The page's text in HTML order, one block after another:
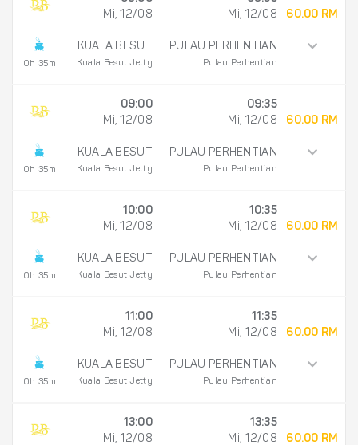
0h 35m
Mi, 12/08
KUALA BESUT
Kuala Besut Jetty
Mi, 12/08
PULAU PERHENTIAN
Pulau Perhentian
60.00 RM
0h 35m
09:00
Mi, 12/08
KUALA BESUT
Kuala Besut Jetty
09:35
Mi, 12/08
PULAU PERHENTIAN
Pulau Perhentian
60.00 RM
0h 35m
10:00
Mi, 12/08
KUALA BESUT
Kuala Besut Jetty
10:35
Mi, 12/08
PULAU PERHENTIAN
Pulau Perhentian
60.00 RM
0h 35m
11:00
Mi, 12/08
KUALA BESUT
Kuala Besut Jetty
11:35
Mi, 12/08
PULAU PERHENTIAN
Pulau Perhentian
60.00 RM
13:00
Mi, 12/08
13:35
Mi, 12/08
60.00 RM